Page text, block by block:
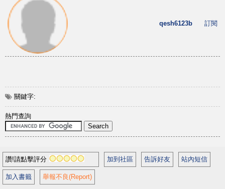
qesh6123b 訂閱
關鍵字:
熱門查詢
讚!請點擊評分 加到社區 告訴好友 站內短信
加入書籤 舉報不良(Report)